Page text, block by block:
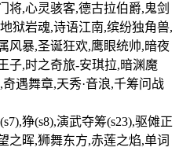
将,心灵骇客,德古拉伯爵,鬼剑
狱岩魂,诗语江南,缤纷独角兽,
风暴,圣诞狂欢,鹰眼统帅,暗夜
子,时之奇旅-安琪拉,暗渊魔
遇舞章,天秀·音浪,千筹问战
狰(s8),演武夺筹(s23),驱傩正
之晖,狮舞东方,赤莲之焰,单词